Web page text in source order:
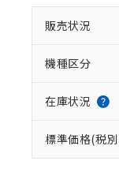
販売状況
機種区分
在庫状況
標準価格(税